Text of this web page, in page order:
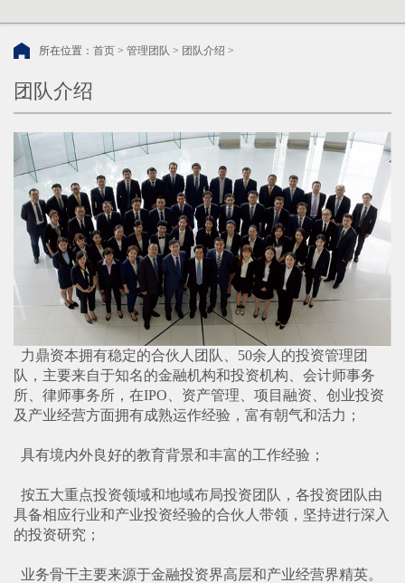
所在位置： 首页 > 管理团队 > 团队介绍 >
团队介绍
力鼎资本拥有稳定的合伙人团队、 50余人的投资管理团
队，主要来自于知名的金融机构和投资机构、会计师事务
所、律师事务所，在IPO 、资产管理、项目融资、创业投资
及产业经营方面拥有成熟运作经验，富有朝气和活力；
具有境内外良好的教育背景和丰富的工作经验；
按五大重点投资领域和地域布局投资团队，各投资团队由
具备相应行业和产业投资经验的合伙人带领，坚持进行深入
的投资研究；
业务骨干主要来源于金融投资界高层和产业经营界精英。